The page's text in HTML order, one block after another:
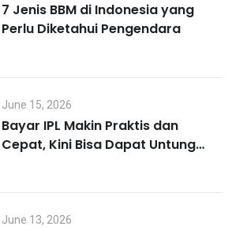
7 Jenis BBM di Indonesia yang
Perlu Diketahui Pengendara
June 15, 2026
Bayar IPL Makin Praktis dan
Cepat, Kini Bisa Dapat Untung
June 13, 2026